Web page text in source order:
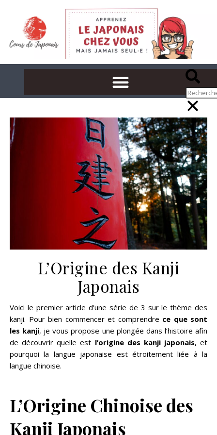
L’Origine des Kanji
Japonais
Voici le premier article d’une série de 3 sur le thème des
kanji. Pour bien commencer et comprendre ce que sont
les kanji, je vous propose une plongée dans l’histoire afin
de découvrir quelle est l’origine des kanji japonais, et
pourquoi la langue japonaise est étroitement liée à la
langue chinoise.
L’Origine Chinoise des
Kanji Japonais